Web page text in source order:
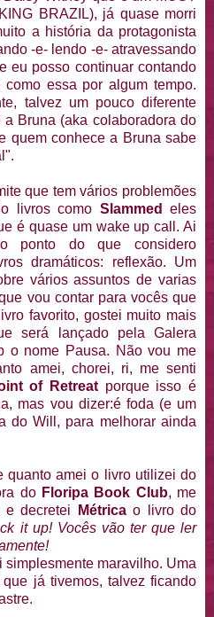
BRAZIL), já quase morri
a história da protagonista
-e- lendo -e- atravessando
eu posso continuar contando
como essa por algum tempo.
talvez um pouco diferente
Bruna (aka colaboradora do
quem conhece a Bruna sabe
que tem vários problemões
livros como Slammed
eles
é quase um wake up call. Ai
ponto do que considero
dramáticos: reflexão. Um
vários assuntos de varias
vou contar para vocês que
favorito, gostei muito mais
será lançado pela Galera
o nome Pausa. Não vou me
amei, chorei, ri, me senti
of Retreatporque isso é
mas vou dizer:é foda (e um
do Will, para melhorar ainda
quanto amei o livro utilizei do
do Floripa Book Club, me
decretei
Métricao livro do
it up! Vocês vão ter que ler
simplesmente maravilho. Uma
já tivemos, talvez ficando